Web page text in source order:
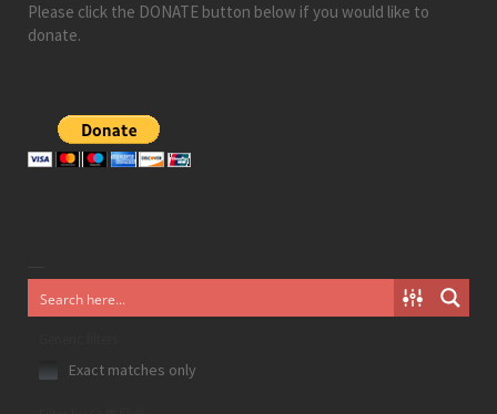
Please click the DONATE button below if you would like to
donate.
Exact matches only